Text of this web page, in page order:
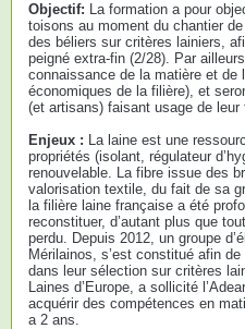
Objectif: La formation a pour
toisons au moment du chantier
des béliers sur critères lainiers,
peigné extra-fin (2/28). Par
connaissance de la matière et
économiques de la filière), et
(et artisans) faisant usage de leur
Enjeux : La laine est une
propriétés (isolant, régulateur
renouvelable. La fibre issue des
valorisation textile, du fait de sa
la filière laine française a été
reconstituer, d’autant plus que
perdu. Depuis 2012, un groupe
Mérilainos, s’est constitué afin
dans leur sélection sur critères
Laines d’Europe, a sollicité
acquérir des compétences en
a 2 ans.